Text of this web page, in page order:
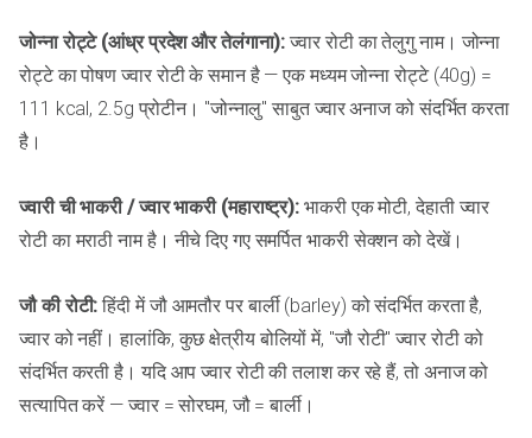
जोन्ना रोट्टे (आंध्र प्रदेश और तेलंगाना): ज्वार रोटी का तेलुगु नाम। जोन्ना
रोट्टे का पोषण ज्वार रोटी के समान है — एक मध्यम जोन्ना रोट्टे (40g) =
111 kcal, 2.5g प्रोटीन। "जोन्नालु" साबुत ज्वार अनाज को संदर्भित करता
है।
ज्वारी ची भाकरी / ज्वार भाकरी (महाराष्ट्र): भाकरी एक मोटी, देहाती ज्वार
रोटी का मराठी नाम है। नीचे दिए गए समर्पित भाकरी सेक्शन को देखें।
जौ की रोटी: हिंदी में जौ आमतौर पर बार्ली (barley) को संदर्भित करता है,
ज्वार को नहीं। हालांकि, कुछ क्षेत्रीय बोलियों में, "जौ रोटी" ज्वार रोटी को
संदर्भित करती है। यदि आप ज्वार रोटी की तलाश कर रहे हैं, तो अनाज को
सत्यापित करें — ज्वार = सोरघम, जौ = बार्ली।